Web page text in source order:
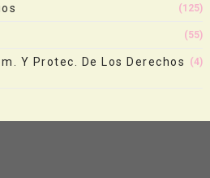
(125)
(55)
Y Protec. De Los Derechos
(4)